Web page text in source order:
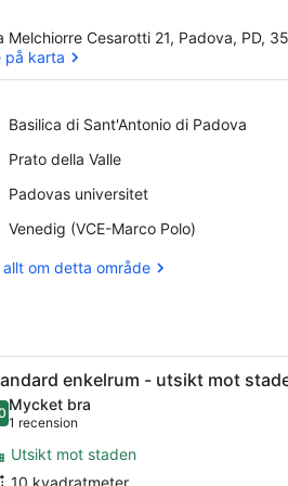
Melchiorre Cesarotti 21, Padova, PD,
på karta
Basilica di Sant'Antonio di Padova
Place,
di
di
Padova
Prato della Valle
Place,
della
Padovas universitet
Place,
universitet
Venedig (VCE-Marco Polo)
Airport,
(VCE-
allt om detta område
med gardiner och ett element.
två sängbord med en telefon
Ett
6 enkelrum - utsikt mot
av 10
Mycket bra
1 recension
(1 recension)
Utsikt mot staden
10 kvadratmeter